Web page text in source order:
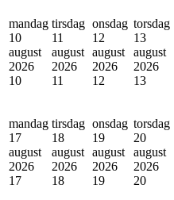
mandag
10
august
2026
10
tirsdag
11
august
2026
11
onsdag
12
august
2026
12
torsdag
13
august
2026
13
mandag
17
august
2026
17
tirsdag
18
august
2026
18
onsdag
19
august
2026
19
torsdag
20
august
2026
20